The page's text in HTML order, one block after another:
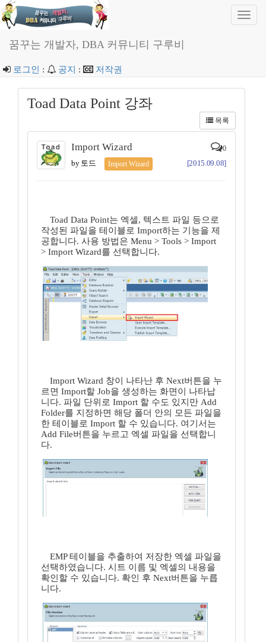
꿈꾸는 개발자, DBA 커뮤니티 구루비
로그인 : 공지 : 저작권
Toad Data Point 강좌
목록
Import Wizard 0
by 토드 Import Wizard [2015.09.08]
Toad Data Point는 엑셀, 텍스트 파일 등으로
작성된 파일을 테이블로 Import하는 기능을 제
공합니다. 사용 방법은 Menu > Tools > Import
> Import Wizard를 선택합니다.
Import Wizard 창이 나타난 후 Next버튼을 누
르면 Import할 Job을 생성하는 화면이 나타납
니다. 파일 단위로 Import 할 수도 있지만 Add
Folder를 지정하면 해당 폴더 안의 모든 파일을
한 테이블로 Import 할 수 있습니다. 여기서는
Add File버튼을 누르고 엑셀 파일을 선택합니
다.
EMP 테이블을 추출하여 저장한 엑셀 파일을
선택하였습니다. 시트 이름 및 엑셀의 내용을
확인할 수 있습니다. 확인 후 Next버튼을 누릅
니다.